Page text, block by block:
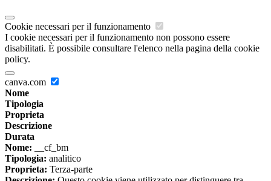
Cookie necessari per il funzionamento
I cookie necessari per il funzionamento non possono essere
disabilitati. È possibile consultare l'elenco nella pagina della cookie
policy.
canva.com
Nome
Tipologia
Proprieta
Descrizione
Durata
Nome: __cf_bm
Tipologia: analitico
Proprieta: Terza-parte